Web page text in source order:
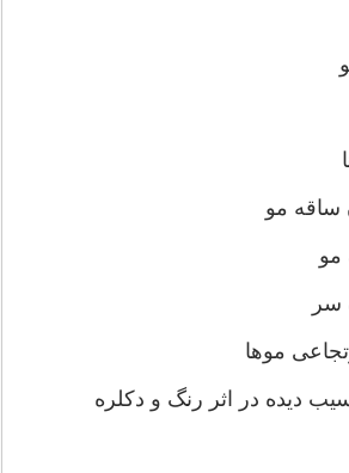
مو
مو
سر
موها
دیده در اثر رنگ و دکلره